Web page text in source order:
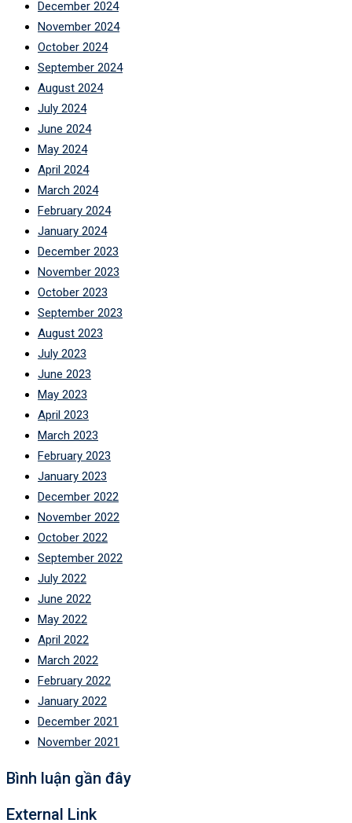
December 2024
November 2024
October 2024
September 2024
August 2024
July 2024
June 2024
May 2024
April 2024
March 2024
February 2024
January 2024
December 2023
November 2023
October 2023
September 2023
August 2023
July 2023
June 2023
May 2023
April 2023
March 2023
February 2023
January 2023
December 2022
November 2022
October 2022
September 2022
July 2022
June 2022
May 2022
April 2022
March 2022
February 2022
January 2022
December 2021
November 2021
Bình luận gần đây
External Link